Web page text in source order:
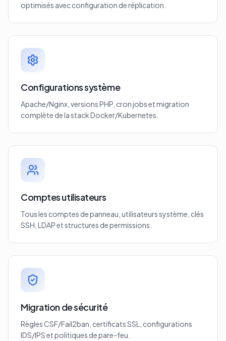
optimisés avec configuration de réplication.
Configurations système
Apache/Nginx, versions PHP, cron jobs et migration
complète de la stack Docker/Kubernetes.
Comptes utilisateurs
Tous les comptes de panneau, utilisateurs système, clés
SSH, LDAP et structures de permissions.
Migration de sécurité
Règles CSF/Fail2ban, certificats SSL, configurations
IDS/IPS et politiques de pare-feu.